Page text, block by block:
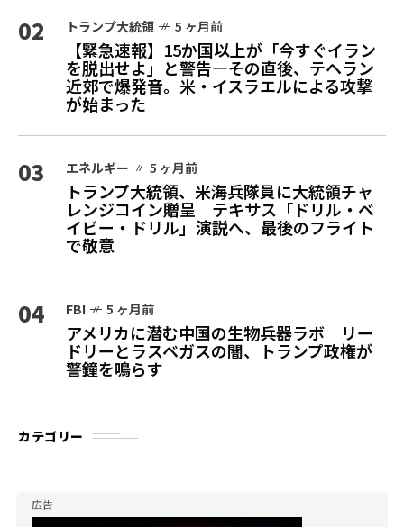
02 トランプ大統領 5 ヶ月前
【緊急速報】15か国以上が「今すぐイラン
を脱出せよ」と警告—その直後、テヘラン
近郊で爆発音。米・イスラエルによる攻撃
が始まった
03 エネルギー 5 ヶ月前
トランプ大統領、米海兵隊員に大統領チャ
レンジコイン贈呈 テキサス「ドリル・ベ
イビー・ドリル」演説へ、最後のフライト
で敬意
04 FBI 5 ヶ月前
アメリカに潜む中国の生物兵器ラボ リー
ドリーとラスベガスの闇、トランプ政権が
警鐘を鳴らす
カテゴリー
広告